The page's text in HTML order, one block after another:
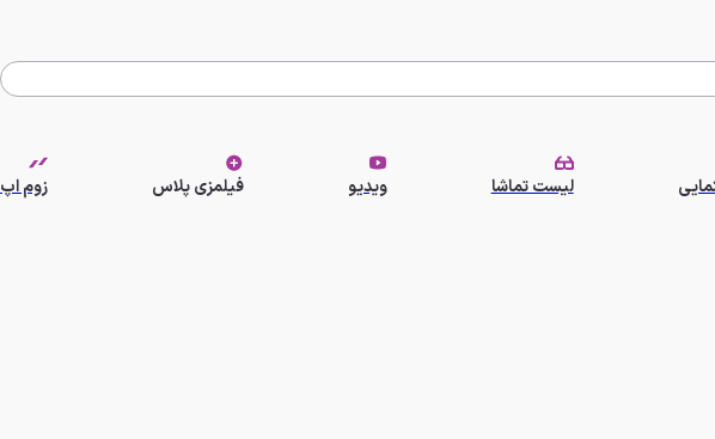
لیست تماشا ویدیو فیلمزی پلاس زوم اپ